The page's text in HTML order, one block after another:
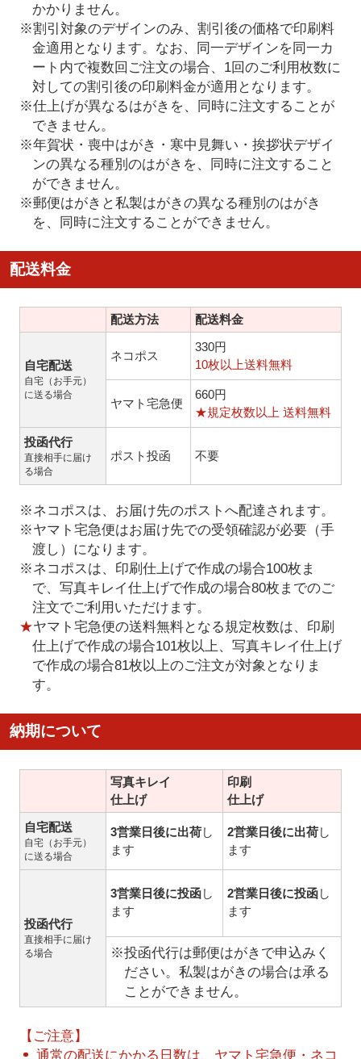
かかりません。
※割引対象のデザインのみ、割引後の価格で印刷料
金適用となります。なお、同一デザインを同一カ
ート内で複数回ご注文の場合、1回のご利用枚数に
対しての割引後の印刷料金が適用となります。
※仕上げが異なるはがきを、同時に注文することが
できません。
※年賀状・喪中はがき・寒中見舞い・挨拶状デザイ
ンの異なる種別のはがきを、同時に注文すること
ができません。
※郵便はがきと私製はがきの異なる種別のはがき
を、同時に注文することができません。
配送料金
配送方法 配送料金
自宅配送
自宅（お手元）
に送る場合
ネコポス
330円
10枚以上送料無料
ヤマト宅急便
660円
★規定枚数以上 送料無料
投函代行
直接相手に届け
る場合
ポスト投函 不要
※ネコポスは、お届け先のポストへ配達されます。
※ヤマト宅急便はお届け先での受領確認が必要（手
渡し）になります。
※ネコポスは、印刷仕上げで作成の場合100枚ま
で、写真キレイ仕上げで作成の場合80枚までのご
注文でご利用いただけます。
★ヤマト宅急便の送料無料となる規定枚数は、印刷
仕上げで作成の場合101枚以上、写真キレイ仕上げ
で作成の場合81枚以上のご注文が対象となりま
す。
納期について
写真キレイ
仕上げ
印刷
仕上げ
自宅配送
自宅（お手元）
に送る場合
3営業日後に出荷し
ます
2営業日後に出荷し
ます
投函代行
直接相手に届け
る場合
3営業日後に投函し
ます
2営業日後に投函し
ます
※投函代行は郵便はがきで申込みく
ださい。私製はがきの場合は承る
ことができません。
【ご注意】
通常の配送にかかる日数は、ヤマト宅急便・ネコ